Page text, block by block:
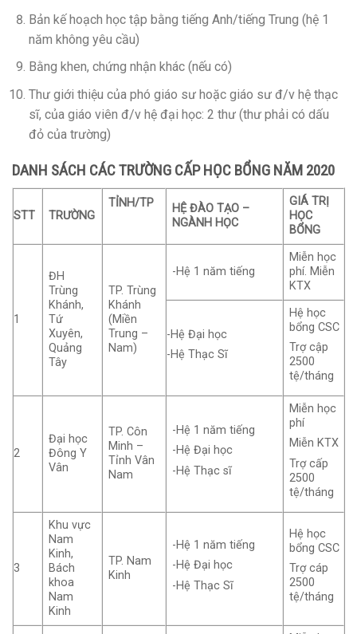
Bản kế hoạch học tập bằng tiếng Anh/tiếng Trung (hệ 1
năm không yêu cầu)
Bằng khen, chứng nhận khác (nếu có)
Thư giới thiệu của phó giáo sư hoặc giáo sư đ/v hệ thạc
sĩ, của giáo viên đ/v hệ đại học: 2 thư (thư phải có dấu
đỏ của trường)
DANH SÁCH CÁC TRƯỜNG CẤP HỌC BỔNG NĂM 2020
STT TRƯỜNG
TỈNH/TP
HỆ ĐÀO TẠO –
NGÀNH HỌC
GIÁ TRỊ
HỌC
BỔNG
1
ĐH
Trùng
Khánh,
Tứ
Xuyên,
Quảng
Tây
TP. Trùng
Khánh
(Miền
Trung –
Nam)
-Hệ 1 năm tiếng
Miễn học
phí. Miễn
KTX
-Hệ Đại học
-Hệ Thạc Sĩ
Hệ học
bổng CSC
Trợ cập
2500
tệ/tháng
2
Đại học
Đông Y
Vân
TP. Côn
Minh –
Tỉnh Vân
Nam
-Hệ 1 năm tiếng
-Hệ Đại học
-Hệ Thạc sĩ
Miễn học
phí
Miễn KTX
Trợ cấp
2500
tệ/tháng
3
Khu vực
Nam
Kinh,
Bách
khoa
Nam
Kinh
TP. Nam
Kinh
-Hệ 1 năm tiếng
-Hệ Đại học
-Hệ Thạc Sĩ
Hệ học
bổng CSC
Trợ cáp
2500
tệ/tháng